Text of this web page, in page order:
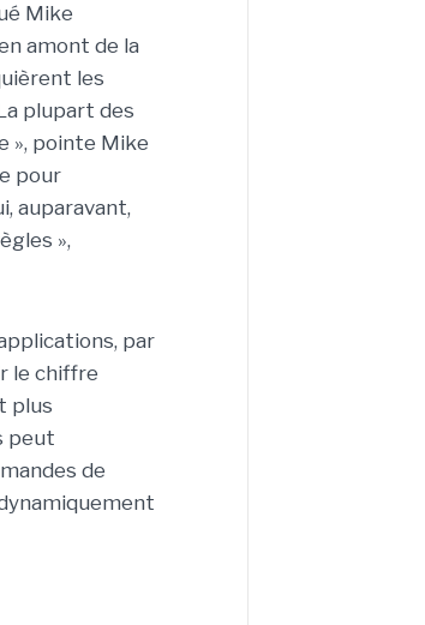
Mike
amont de la
les
plupart des
», pointe Mike
pour
auparavant,
»,
par
le chiffre
plus
peut
de